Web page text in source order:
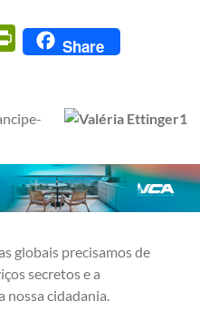
PrintFriendly
Share
globais precisamos de
secretos e a
nossa cidadania.